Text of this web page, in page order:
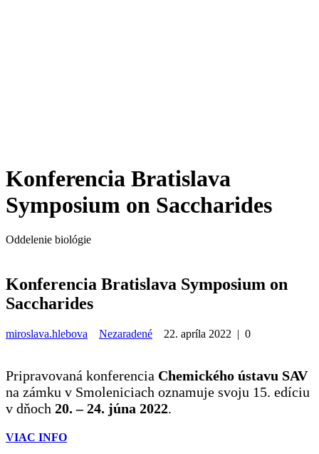
Konferencia Bratislava
Symposium on Saccharides
Oddelenie biológie
Konferencia Bratislava Symposium on
Saccharides
miroslava.hlebova Nezaradené 22. apríla 2022 | 0
Pripravovaná konferencia Chemického ústavu SAV
na zámku v Smoleniciach oznamuje svoju 15. edíciu
v dňoch 20. – 24. júna 2022.
VIAC INFO